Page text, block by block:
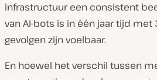
infrastructuur een consistent
van AI-bots is in één jaar tijd met
gevolgen zijn voelbaar.
En hoewel het verschil tussen